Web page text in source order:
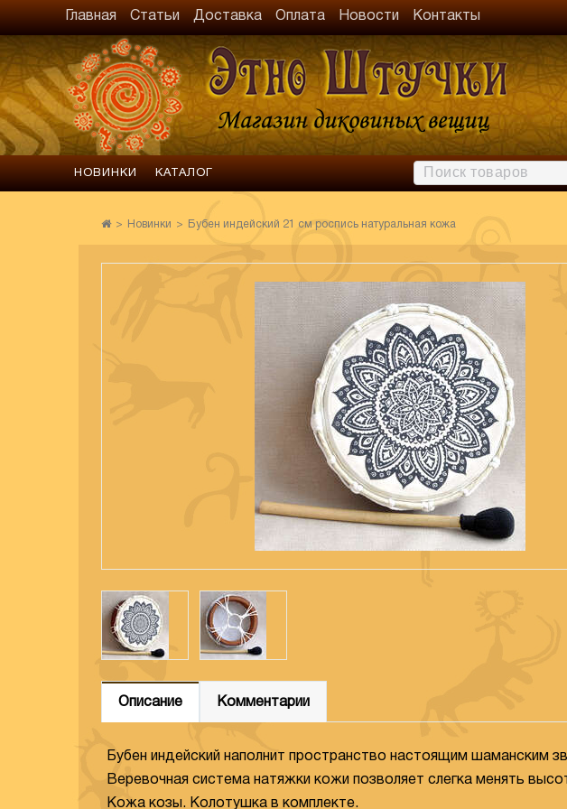
Главная Статьи Доставка Оплата Новости Контакты
НОВИНКИ КАТАЛОГ
Новинки Бубен индейский 21 см роспись натуральная кожа
Описание Комментарии
Бубен индейский наполнит пространство настоящим шаманским
Веревочная система натяжки кожи позволяет слегка менять
Кожа козы. Колотушка в комплекте.